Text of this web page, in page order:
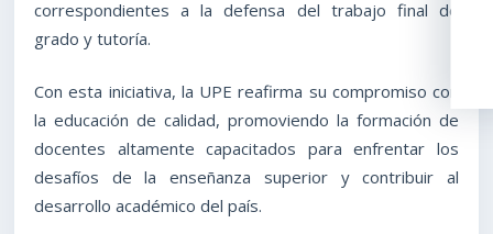
correspondientes a la defensa del trabajo final de
grado y tutoría.
Con esta iniciativa, la UPE reafirma su compromiso con
la educación de calidad, promoviendo la formación de
docentes altamente capacitados para enfrentar los
desafíos de la enseñanza superior y contribuir al
desarrollo académico del país.